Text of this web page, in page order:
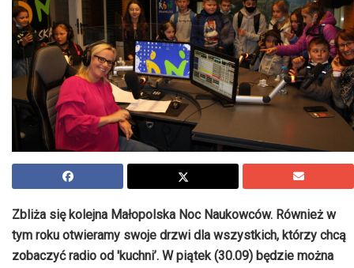
Zbliża się kolejna Małopolska Noc Naukowców. Również w
tym roku otwieramy swoje drzwi dla wszystkich, którzy chcą
zobaczyć radio od 'kuchni’. W piątek (30.09) będzie można